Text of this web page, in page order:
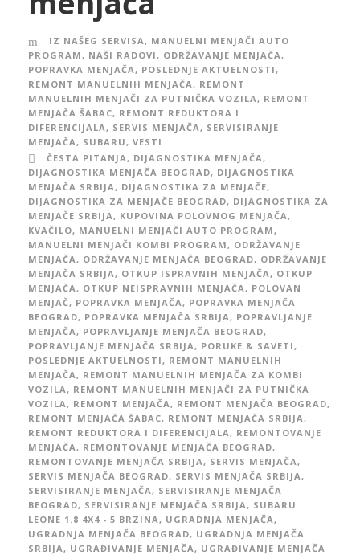
IZ NAŠEG SERVISA , MANUELNI MENJAČI AUTO
PROGRAM , NAŠI RADOVI , ODRŽAVANJE MENJAČA ,
POPRAVKA MENJAČA , POSLEDNJE AKTUELNOSTI ,
REMONT MANUELNIH MENJAČA , REMONT
MANUELNIH MENJAČI ZA PUTNIČKA VOZILA , REMONT
MENJAČA ŠABAC, REMONT REDUKTORA I
DIFERENCIJALA , SERVIS MENJAČA , SERVISIRANJE
MENJAČA , SUBARU , VESTI
ČESTA PITANJA , DIJAGNOSTIKA MENJAČA ,
DIJAGNOSTIKA MENJAČA BEOGRAD, DIJAGNOSTIKA
MENJAČA SRBIJA , DIJAGNOSTIKA ZA MENJAČE,
DIJAGNOSTIKA ZA MENJAČE BEOGRAD, DIJAGNOSTIKA ZA
MENJAČE SRBIJA , KUPOVINA POLOVNOG MENJAČA ,
KVAČILO, MANUELNI MENJAČI AUTO PROGRAM ,
MANUELNI MENJAČI KOMBI PROGRAM , ODRŽAVANJE
MENJAČA , ODRŽAVANJE MENJAČA BEOGRAD, ODRŽAVANJE
MENJAČA SRBIJA , OTKUP ISPRAVNIH MENJAČA , OTKUP
MENJAČA , OTKUP NEISPRAVNIH MENJAČA , POLOVAN
MENJAČ, POPRAVKA MENJAČA , POPRAVKA MENJAČA
BEOGRAD, POPRAVKA MENJAČA SRBIJA , POPRAVLJANJE
MENJAČA , POPRAVLJANJE MENJAČA BEOGRAD,
POPRAVLJANJE MENJAČA SRBIJA , PORUKE & SAVETI ,
POSLEDNJE AKTUELNOSTI , REMONT MANUELNIH
MENJAČA , REMONT MANUELNIH MENJAČA ZA KOMBI
VOZILA , REMONT MANUELNIH MENJAČI ZA PUTNIČKA
VOZILA , REMONT MENJAČA , REMONT MENJAČA BEOGRAD,
REMONT MENJAČA ŠABAC, REMONT MENJAČA SRBIJA ,
REMONT REDUKTORA I DIFERENCIJALA , REMONTOVANJE
MENJAČA , REMONTOVANJE MENJAČA BEOGRAD,
REMONTOVANJE MENJAČA SRBIJA , SERVIS MENJAČA ,
SERVIS MENJAČA BEOGRAD, SERVIS MENJAČA SRBIJA ,
SERVISIRANJE MENJAČA , SERVISIRANJE MENJAČA
BEOGRAD, SERVISIRANJE MENJAČA SRBIJA , SUBARU
LEONE 1.8 4X4 - 5 BRZINA , UGRADNJA MENJAČA ,
UGRADNJA MENJAČA BEOGRAD, UGRADNJA MENJAČA
SRBIJA , UGRAĐIVANJE MENJAČA , UGRAĐIVANJE MENJAČA